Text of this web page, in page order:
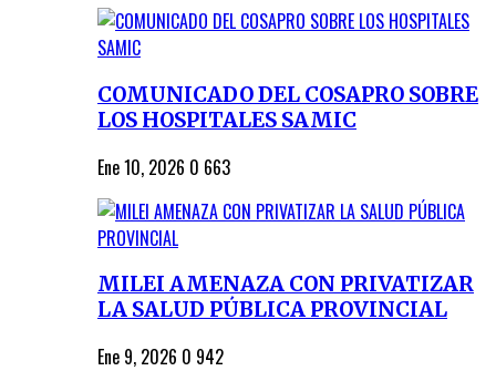
COMUNICADO DEL COSAPRO SOBRE
LOS HOSPITALES SAMIC
Ene 10, 2026 0 663
MILEI AMENAZA CON PRIVATIZAR
LA SALUD PÚBLICA PROVINCIAL
Ene 9, 2026 0 942